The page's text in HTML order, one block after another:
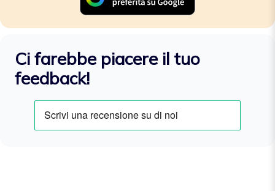
Ci farebbe piacere il tuo
feedback!